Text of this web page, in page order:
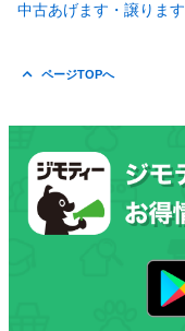
中古あげます・譲ります
ページTOPへ